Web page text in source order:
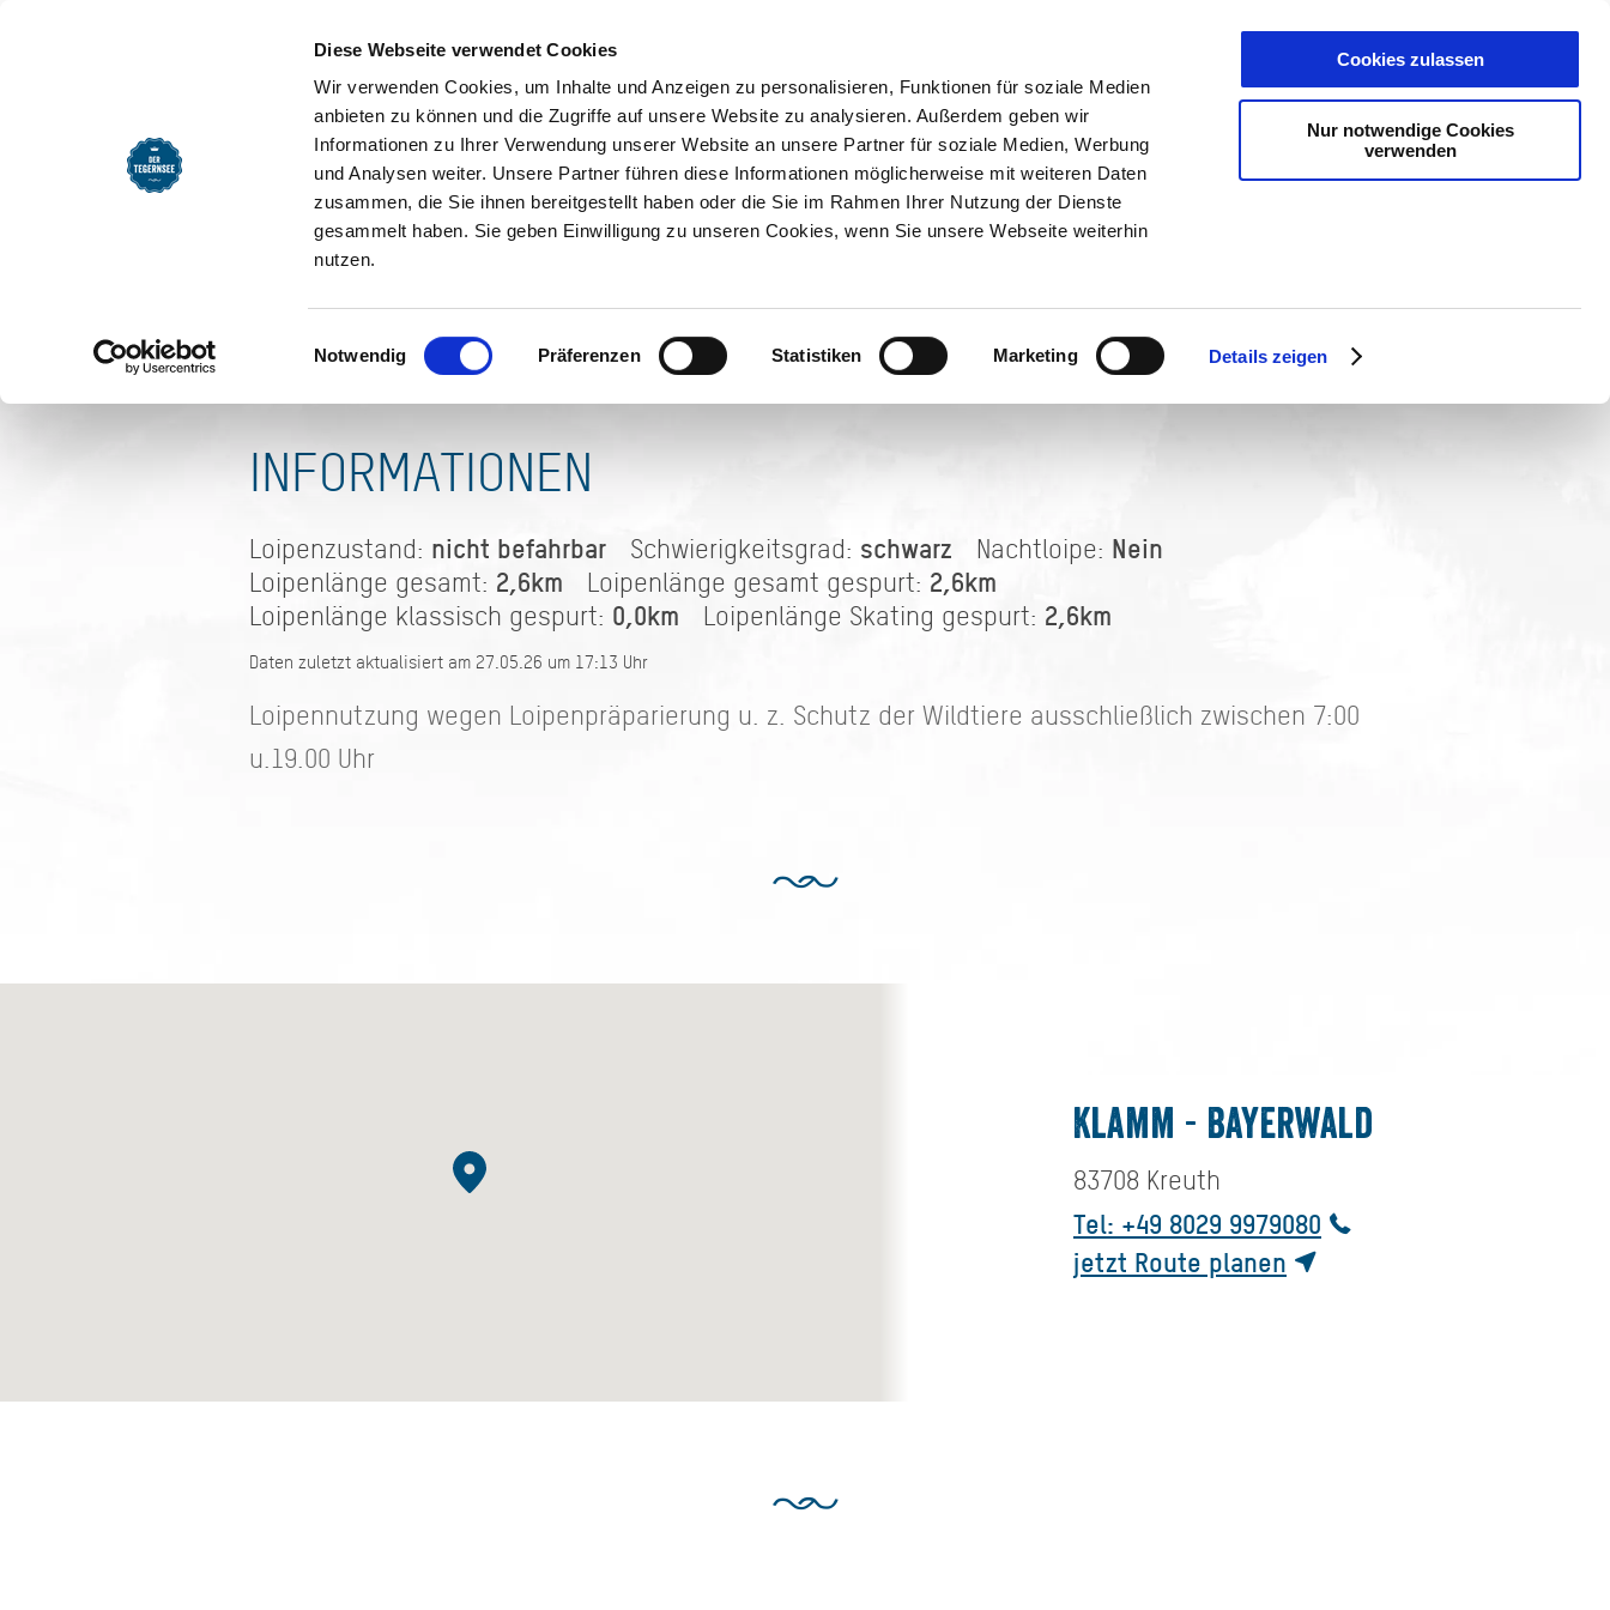
Diese Webseite verwendet Cookies
Wir verwenden Cookies, um Inhalte und Anzeigen zu personalisieren, Funktionen für soziale Medien
anbieten zu können und die Zugriffe auf unsere Website zu analysieren. Außerdem geben wir
Informationen zu Ihrer Verwendung unserer Website an unsere Partner für soziale Medien, Werbung
und Analysen weiter. Unsere Partner führen diese Informationen möglicherweise mit weiteren Daten
zusammen, die Sie ihnen bereitgestellt haben oder die Sie im Rahmen Ihrer Nutzung der Dienste
gesammelt haben. Sie geben Einwilligung zu unseren Cookies, wenn Sie unsere Webseite weiterhin
nutzen.
Einwilligungsauswahl
Notwendig Präferenzen Statistiken Marketing Details zeigen
Cookies zulassen
Nur notwendige Cookies
verwenden
Klamm - Bayerwald (2,6 km Skating)
Loipenzustand: nicht befahrbar
Kontakt
Langlaufschulen und Langlaufverleih in Kreuth
Webcam Loipe Kreuth Klamm
INFORMATIONEN
Loipenzustand: nicht befahrbar Schwierigkeitsgrad: schwarz Nachtloipe: Nein
Loipenlänge gesamt: 2,6km Loipenlänge gesamt gespurt: 2,6km
Loipenlänge klassisch gespurt: 0,0km Loipenlänge Skating gespurt: 2,6km
Daten zuletzt aktualisiert am 27.05.26 um 17:13 Uhr
Loipennutzung wegen Loipenpräparierung u. z. Schutz der Wildtiere ausschließlich zwischen 7:00
u.19.00 Uhr
Klamm - Bayerwald
83708 Kreuth
Tel: +49 8029 9979080
jetzt Route planen